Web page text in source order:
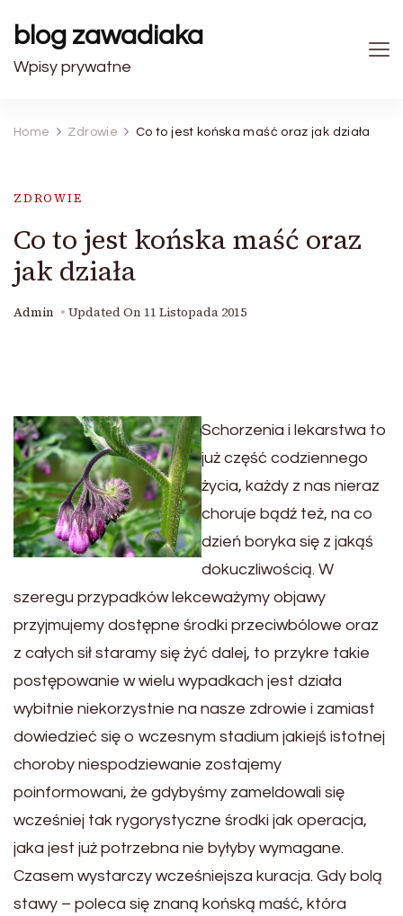
blog zawadiaka
Wpisy prywatne
Home Zdrowie Co to jest końska maść oraz jak działa
ZDROWIE
Co to jest końska maść oraz
jak działa
Admin Updated On 11 Listopada 2015
Schorzenia i lekarstwa to
już część codziennego
życia, każdy z nas nieraz
choruje bądź też, na co
dzień boryka się z jakąś
dokuczliwością. W
szeregu przypadków lekceważymy objawy
przyjmujemy dostępne środki przeciwbólowe oraz
z całych sił staramy się żyć dalej, to przykre takie
postępowanie w wielu wypadkach jest działa
wybitnie niekorzystnie na nasze zdrowie i zamiast
dowiedzieć się o wczesnym stadium jakiejś istotnej
choroby niespodziewanie zostajemy
poinformowani, że gdybyśmy zameldowali się
wcześniej tak rygorystyczne środki jak operacja,
jaka jest już potrzebna nie byłyby wymagane.
Czasem wystarczy wcześniejsza kuracja. Gdy bolą
stawy – poleca się znaną końską maść, która